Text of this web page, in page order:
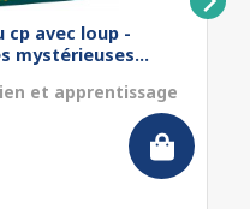
cp avec loup -
mystérieuses...
et apprentissage